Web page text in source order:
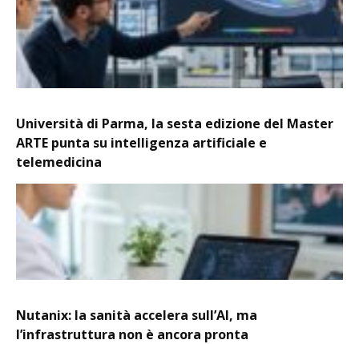
Università di Parma, la sesta edizione del Master
ARTE punta su intelligenza artificiale e
telemedicina
Nutanix: la sanità accelera sull’AI, ma
l’infrastruttura non è ancora pronta